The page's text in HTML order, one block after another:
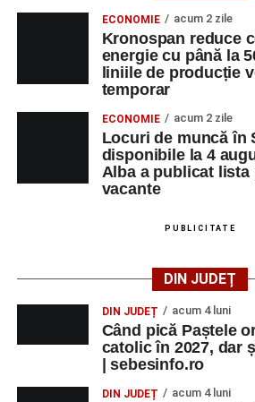
ECONOMIE acum 2 zile
Kronospan reduce
energie cu până la
liniile de producție
temporar
ECONOMIE acum 2 zile
Locuri de muncă în
disponibile la 4
Alba a publicat
vacante
PUBLICITATE
DIN JUDEȚ
DIN JUDEȚ acum 4 luni
Când pică Paștele
catolic în 2027, dar
| sebesinfo.ro
DIN JUDEȚ acum 4 luni